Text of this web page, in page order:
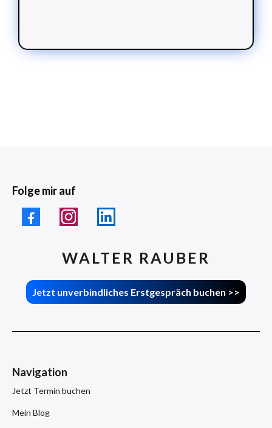
Folge mir auf
WALTER RAUBER
Jetzt unverbindliches Erstgespräch buchen >>
Navigation
Jetzt Termin buchen
Mein Blog